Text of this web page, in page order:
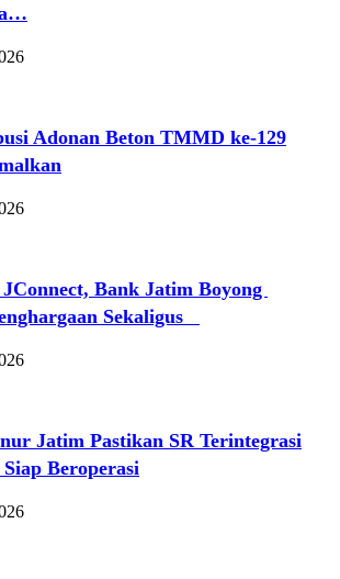
Adonan Beton TMMD ke-129
Bank Jatim Boyong
Sekaligus
Jatim Pastikan SR Terintegrasi
Beroperasi